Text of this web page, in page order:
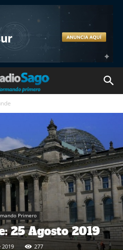
Primero
25 Agosto 2019
2019 277